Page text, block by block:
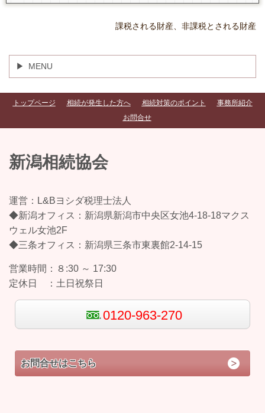
課税される財産、非課税とされる財産
MENU
トップページ 相続が発生した方へ 相続対策のポイント
事務所紹介
お問合せ
新潟相続協会
運営：L&Bヨシダ税理士法人
◆新潟オフィス：新潟県新潟市中央区女池4-18-18マクス
ウェル女池2F
◆三条オフィス：新潟県三条市東裏館2-14-15
営業時間： ８:30 ～ 17:30
定休日 ： 土日祝祭日
0120-963-270
お問合せはこちら